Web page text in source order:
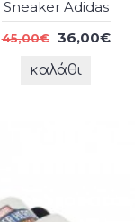
Sneaker Adidas
45,00€ 36,00€
καλάθι